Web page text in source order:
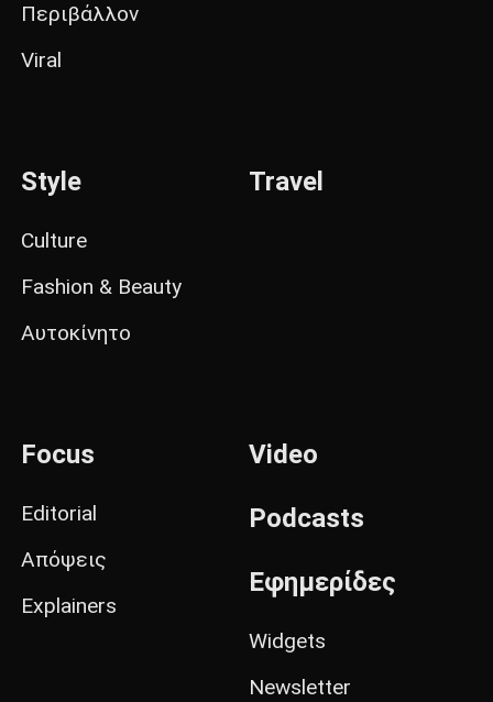
Περιβάλλον
Viral
Style
Culture
Fashion & Beauty
Αυτοκίνητο
Travel
Focus
Editorial
Απόψεις
Explainers
Video
Podcasts
Εφημερίδες
Widgets
Newsletter